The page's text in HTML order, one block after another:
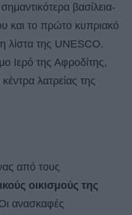
βασίλεια-
και το πρώτο κυπριακό
λίστα της UNESCO.
Ιερό της Αφροδίτης,
λατρείας της
από τους
οικισμούς της
ανασκαφές